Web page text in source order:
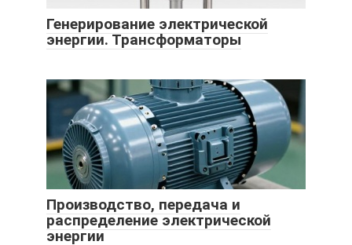
Генерирование электрической
энергии. Трансформаторы
Производство, передача и
распределение электрической
энергии